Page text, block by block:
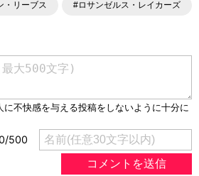
・リーブス #ロサンゼルス・レイカーズ